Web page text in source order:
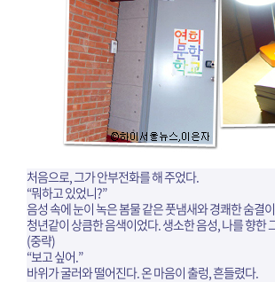
처음으로, 그가 안부전화를 해 주었다.
“뭐하고 있었니?”
음성 속에 눈이 녹은 봄물 같은 풋냄새와 경쾌한 숨결
청년같이 상큼한 음색이었다. 생소한 음성, 나를 향한
(중략)
“보고 싶어.”
바위가 굴러와 떨어진다. 온 마음이 출렁, 흔들렸다.